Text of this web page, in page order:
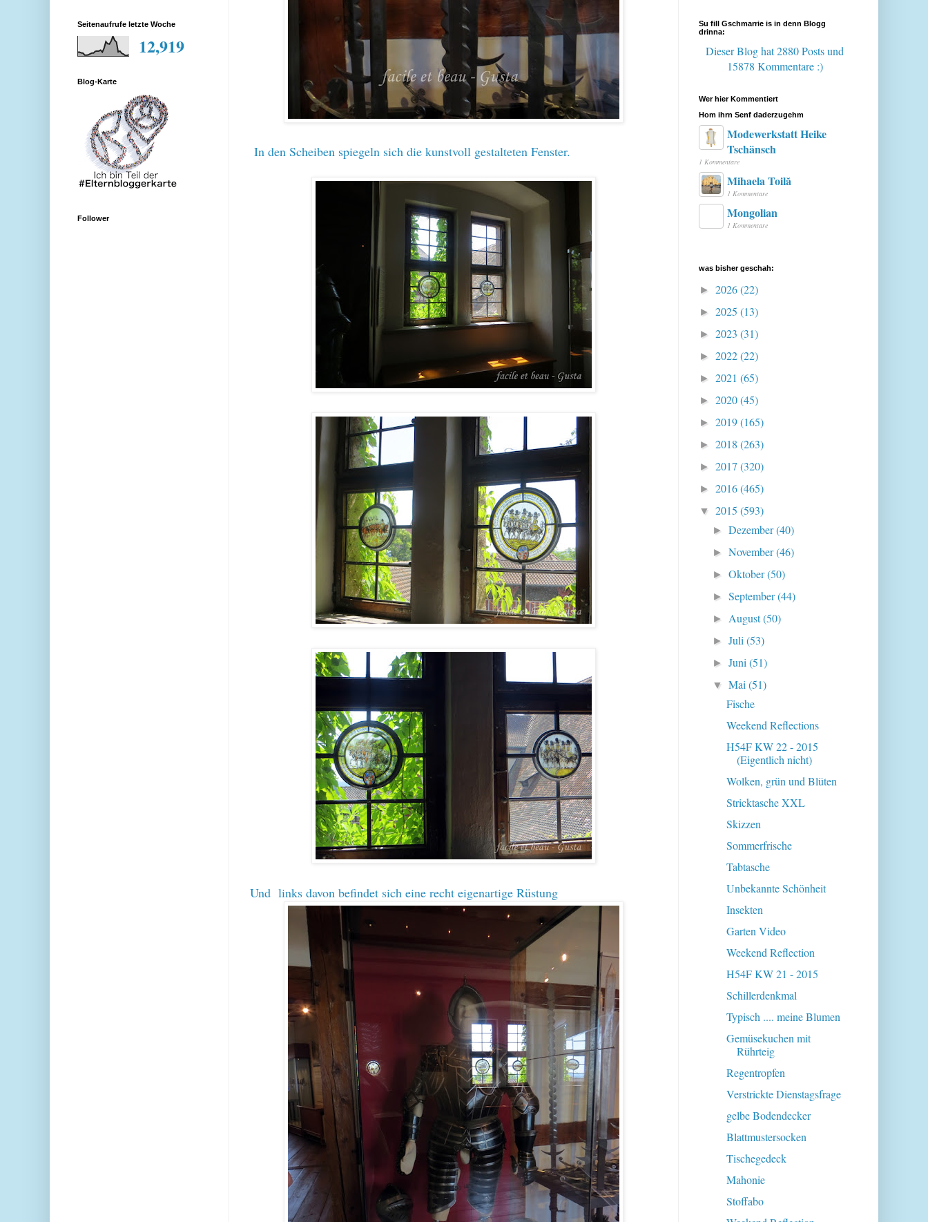
In den Scheiben spiegeln sich die kunstvoll gestalteten Fenster.
Und links davon befindet sich eine recht eigenartige Rüstung
Seitenaufrufe letzte Woche
12,919
Blog-Karte
Follower
Su fill Gschmarrie is in denn Blogg
drinna:
Dieser Blog hat 2880 Postsund
15878 Kommentare :)
Wer hier Kommentiert
Hom ihrn Senf daderzugehm
Modewerkstatt Heike
Tschänsch
1 Kommentare
Mihaela Toilă
1 Kommentare
Mongolian
1 Kommentare
was bisher geschah:
► 2026(22)
► 2025 (13)
► 2023 (31)
► 2022(22)
► 2021 (65)
► 2020(45)
► 2019(165)
► 2018 (263)
► 2017 (320)
► 2016(465)
▼ 2015 (593)
►Dezember(40)
►November(46)
►Oktober(50)
►September(44)
► August(50)
►Juli(53)
►Juni(51)
▼Mai(51)
Fische
Weekend Reflections
H54F KW 22 - 2015
(Eigentlich nicht)
Wolken, grün und Blüten
Stricktasche XXL
Skizzen
Sommerfrische
Tabtasche
Unbekannte Schönheit
Insekten
Garten Video
Weekend Reflection
H54F KW 21 - 2015
Schillerdenkmal
Typisch .... meine Blumen
Gemüsekuchen mit
Rührteig
Regentropfen
Verstrickte Dienstagsfrage
gelbe Bodendecker
Blattmustersocken
Tischegedeck
Mahonie
Stoffabo